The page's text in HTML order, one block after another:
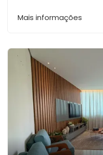
Mais informações